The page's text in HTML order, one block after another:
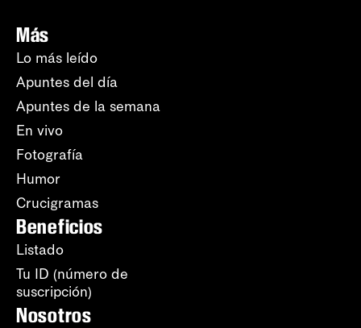
Más
Lo más leído
Apuntes del día
Apuntes de la semana
En vivo
Fotografía
Humor
Crucigramas
Beneficios
Listado
Tu ID (número de
suscripción)
Nosotros